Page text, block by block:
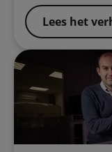
Lees het
Bram Bertels zet